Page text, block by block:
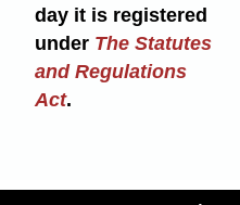
day it is registered
under The Statutes
and Regulations
Act.